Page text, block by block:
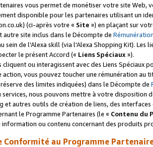
vous permet de monétiser votre site Web,
disponible pour les partenaires utilisant un
(ci-après votre « Site ») en plaçant sur
site inclus dans le Décompte de
sein de l'Alexa skill (via l'Alexa Shopping Kit).
le présent Accord (« Liens Spéciaux»).
cliquent ou interagissent avec des Liens Spéciaux
action, vous pouvez toucher une rémunération
des limites indiquées) dans le Décompte de
services, nous pouvons mettre à votre disposition
et autres outils de création de liens, des
le Programme Partenaires (le « Contenu du
ou contenu concernant des produits
Conformité au Programme